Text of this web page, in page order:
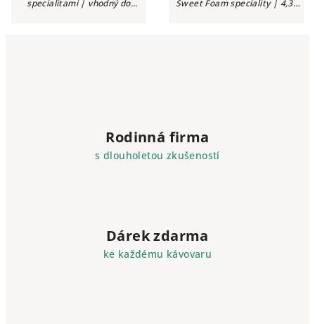
Rodinná firma
s dlouholetou zkušeností
Dárek zdarma
ke každému kávovaru
specialitami | vhodný do
Sweet Foam speciality | 4,3"